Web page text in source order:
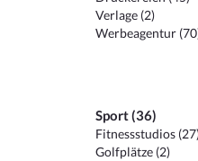
Verlage (2)
Werbeagentur
Sport (36)
Fitnessstudios
Golfplätze (2)